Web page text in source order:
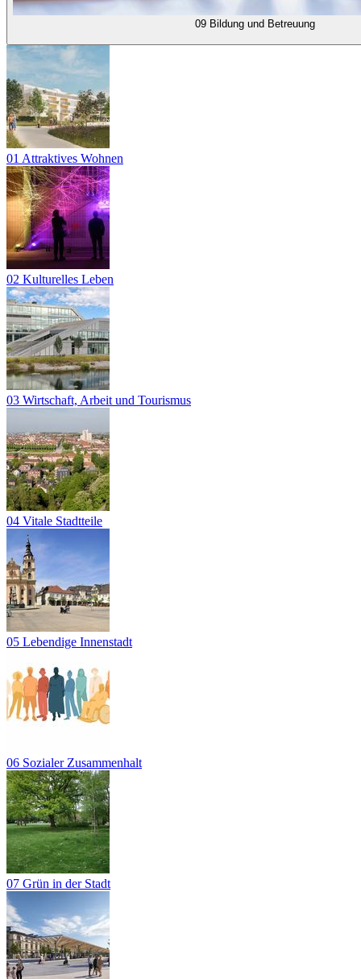
09 Bildung und Betreuung
01 Attraktives Wohnen
02 Kulturelles Leben
03 Wirtschaft, Arbeit und Tourismus
04 Vitale Stadtteile
05 Lebendige Innenstadt
06 Sozialer Zusammenhalt
07 Grün in der Stadt